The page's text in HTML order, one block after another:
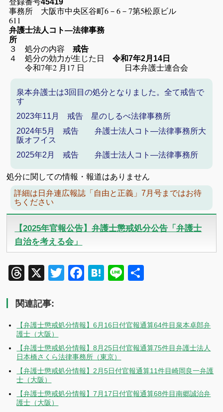
事務所 大阪市中央区谷町6－6－7第5松原ビル
611
弁護士法人コト―法律事務
所
３ 処分の内容戒告
４ 処分の効力が生じた日令和7年2月14日
令和7年2 月17 日 日本弁護士連合会
泉本弁護士は3回目の処分となりました。全て戒告で
す
2023年11月 戒告 星のしるべ法律事務所
2024年5月 戒告 弁護士法人コト―法律事務所大
阪オフイス
2025年2月 戒告 弁護士法人コト―法律事務所
処分に関しての情報・報道はありません
詳細は日弁連広報誌「自由と正義」7月号まではお待
ちください
【2025年官報公告】弁護士懲戒処分公告「弁護士
自治を考える会」
Threads
X TwitterFacebook
Hatena
Line
関連記事:
【弁護士懲戒処分情報】6月16日付官報通算64件目泉本卓郎弁
護士（大阪）
【弁護士懲戒処分情報】8月25日付官報通算75件目弁護士法人
日本橋さくら法律事務所（東京）
【弁護士懲戒処分情報】2月5日付官報通算11件目崎岡良一弁護
士（大阪）
【弁護士懲戒処分情報】7月17日付官報通算68件目南郷誠治弁
護士（大阪）